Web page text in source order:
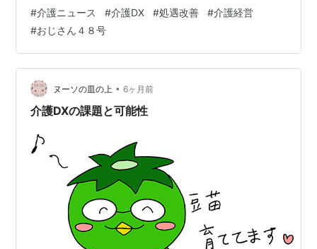
の力を活かす動きが注目されています。 今後、制度だけ
では支えきれないニーズが増える中、地域課題を“ビジネ
スの力”で解決する流れは確実に広がっています。 これは
単なる金儲けの話ではなく、 ✔ 利用者のQOL向上✔ 家族
の負担軽減✔ 施設の収益安定 この三つを同時に成立させ
る可能性…
#介護ニュース #介護DX #処遇改善 #介護経営
#おじさん４８号
ヌーソの皿の上 • 6ヶ月前
介護DXの課題と可能性